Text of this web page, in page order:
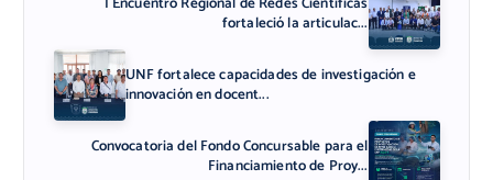
fortaleció la articulac...
UNF fortalece capacidades de investigación e
innovación en docent...
Convocatoria del Fondo Concursable para el
Financiamiento de Proy...